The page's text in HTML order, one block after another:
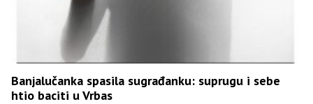
Banjalučanka spasila sugrađanku: suprugu i sebe
htio baciti u Vrbas